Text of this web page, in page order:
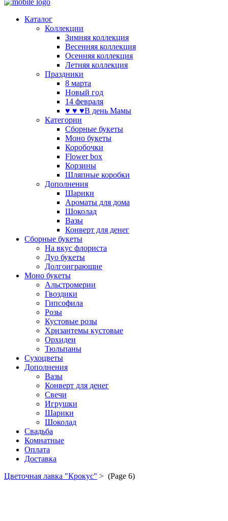
Каталог
Коллекции
Зимняя коллекция
Весенняя коллекция
Осенняя коллекция
Летняя коллекция
Праздники
8 марта
Новый год
14 февраля
♥ ♥ ♥В день Мамы
Категории
Сборные букеты
Моно букеты
Коробочки
Flower box
Корзины
Шляпные коробки
Дополнения
Шарики
Ароматы для дома
Шоколад
Вазы
Конверт для денег
Сборные букеты
На вкус флориста
Дуо букеты
Долгоиграющие
Моно букеты
Альстромерии
Гвоздики
Гипсофила
Розы
Кустовые розы
Хризантемы кустовые
Орхидеи
Тюльпаны
Сухоцветы
Дополнения
Вазы
Конверт для денег
Свечи
Игрушки
Шарики
Шоколад
Свадьба
Комнатные
Оплата
Доставка
Цветочная лавка "Крокус" > (Page 6)